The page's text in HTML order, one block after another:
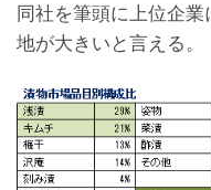
同社を筆頭に上位企
地が大きいと言える。